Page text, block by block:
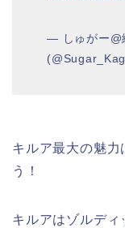
— しゅがー@
キルア最大の魅力
う！
キルアはゾルディ